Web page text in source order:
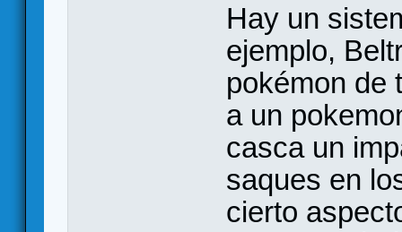
Hay un
ejemplo,
pokémon de
a un
casca un
saques en
cierto